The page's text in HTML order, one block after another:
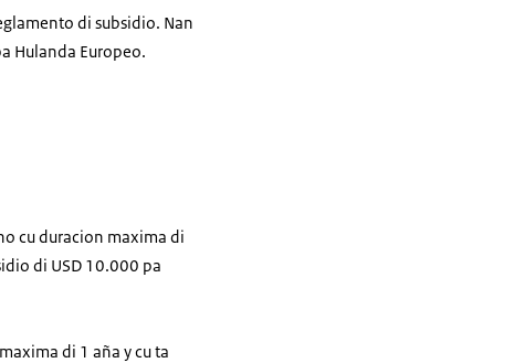
di subsidio. Nan
Hulanda Europeo.
cu duracion maxima di
di USD 10.000 pa
di 1 aña y cu ta